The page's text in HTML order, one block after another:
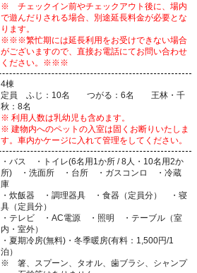
※ チェックイン前やチェックアウト後に、場内
で遊んだりされる場合、別途延長料金が必要とな
ります。
※※※繁忙期には延長利用をお受けできない場合
がございますので、直接お電話にてお問い合わせ
ください。※※※
4棟
定員 ふじ：10名 つがる：6名 王林・千
秋：8名
※ 利用人数は乳幼児も含めます。
※ 建物内へのペットの入室は固くお断りいたしま
す。車内かケージに入れて管理をしてください。
・バス ・トイレ(6名用1か所 / 8人・10名用2か
所) ・洗面所 ・台所 ・ガスコンロ ・冷蔵
庫
・炊飯器 ・調理器具 ・食器（定員分） ・寝
具（定員分）
・テレビ ・AC電源 ・照明 ・テーブル（室
内・室外）
・夏期冷房(無料)・冬季暖房(有料：1,500円/1
泊）
※ 箸、スプーン、タオル、歯ブラシ、シャンプ